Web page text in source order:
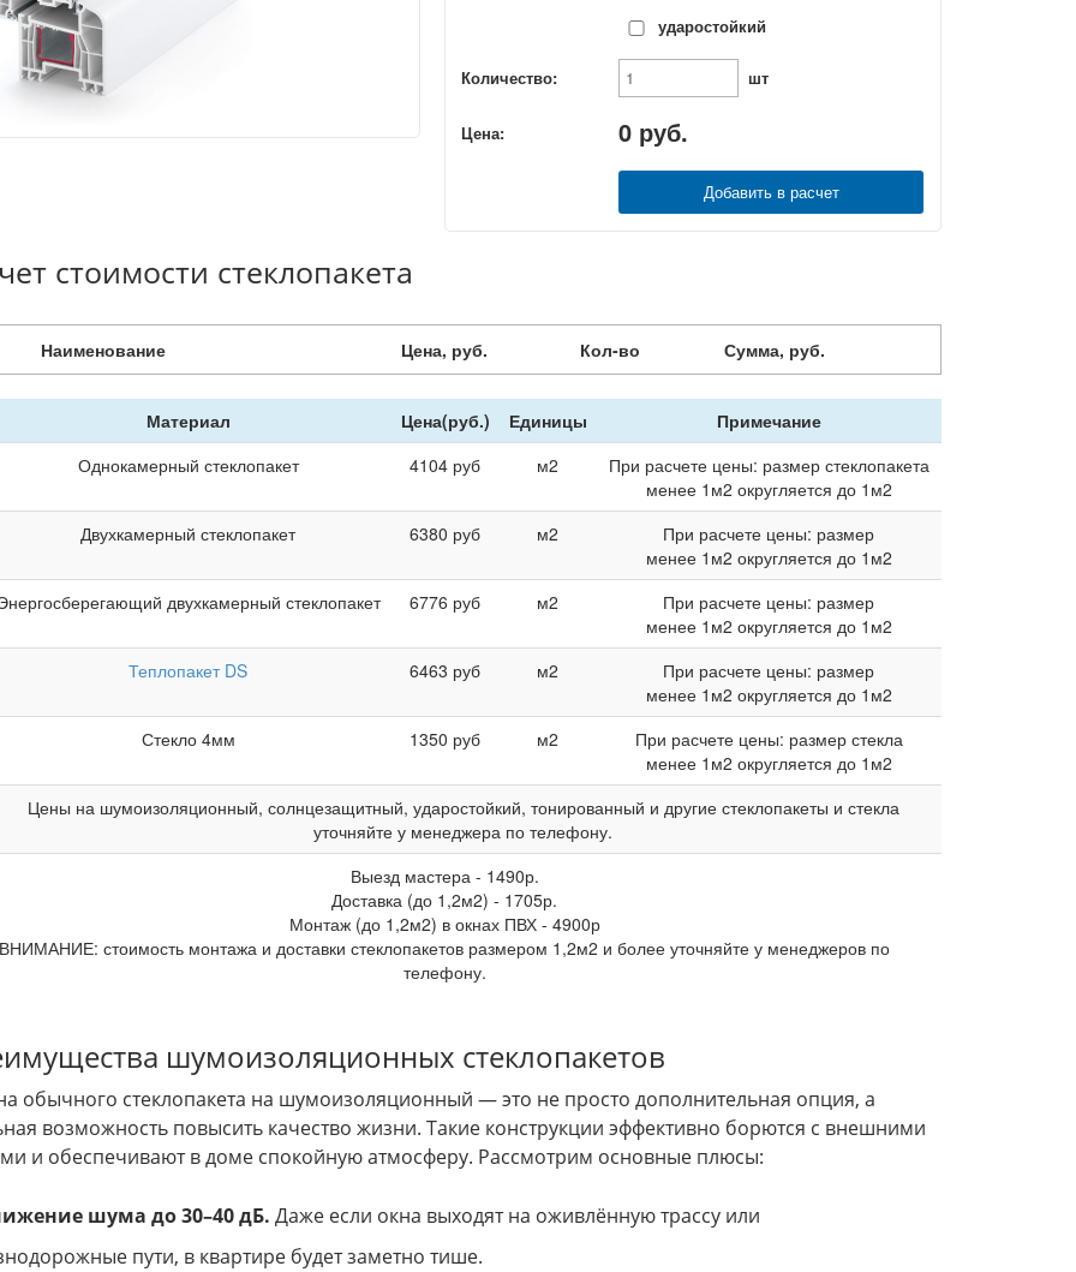
ударостойкий
Количество: шт
Цена: 0 руб.
Добавить в расчет
стоимости стеклопакета
Наименование Цена, руб. Кол-во Сумма, руб.
Материал Цена(руб.) Единицы
Примечание
Однокамерный стеклопакет
4104 руб м2
При расчете цены: размер стеклопакета
менее 1м2 округляется до 1м2
Двухкамерный стеклопакет
6380 руб м2
При расчете цены: размер
менее 1м2 округляется до 1м2
двухкамерный стеклопакет
6776 руб м2
При расчете цены: размер
менее 1м2 округляется до 1м2
Теплопакет DS
6463 руб м2
При расчете цены: размер
менее 1м2 округляется до 1м2
Стекло 4мм
1350 руб м2
При расчете цены: размер стекла
менее 1м2 округляется до 1м2
Цены на шумоизоляционный, солнцезащитный, ударостойкий, тонированный и другие стеклопакеты и стекла
уточняйте у менеджера по телефону.
Выезд мастера - 1490р.
Доставка (до 1,2м2) - 1705р.
Монтаж (до 1,2м2) в окнах ПВХ - 4900р
ВНИМАНИЕ: стоимость монтажа и доставки стеклопакетов размером 1,2м2 и более уточняйте у менеджеров по
телефону.
шумоизоляционных стеклопакетов
обычного стеклопакета на шумоизоляционный — это не просто дополнительная опция, а
возможность повысить качество жизни. Такие конструкции эффективно борются с внешними
и обеспечивают в доме спокойную атмосферу. Рассмотрим основные плюсы:
шума до 30–40 дБ. Даже если окна выходят на оживлённую трассу или
пути, в квартире будет заметно тише.